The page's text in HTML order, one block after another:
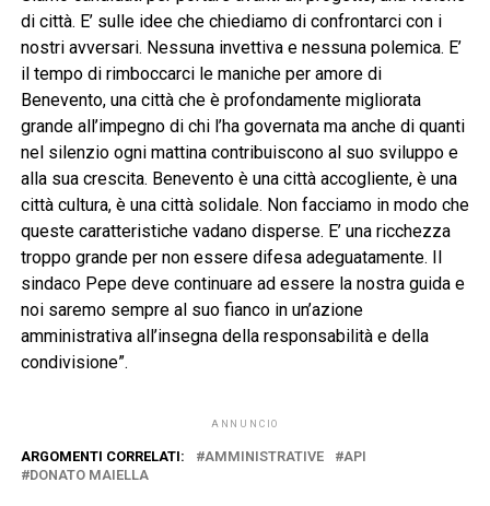
di città. E’ sulle idee che chiediamo di confrontarci con i
nostri avversari. Nessuna invettiva e nessuna polemica. E’
il tempo di rimboccarci le maniche per amore di
Benevento, una città che è profondamente migliorata
grande all’impegno di chi l’ha governata ma anche di quanti
nel silenzio ogni mattina contribuiscono al suo sviluppo e
alla sua crescita. Benevento è una città accogliente, è una
città cultura, è una città solidale. Non facciamo in modo che
queste caratteristiche vadano disperse. E’ una ricchezza
troppo grande per non essere difesa adeguatamente. Il
sindaco Pepe deve continuare ad essere la nostra guida e
noi saremo sempre al suo fianco in un’azione
amministrativa all’insegna della responsabilità e della
condivisione”.
ANNUNCIO
ARGOMENTI CORRELATI: AMMINISTRATIVE
API
DONATO MAIELLA